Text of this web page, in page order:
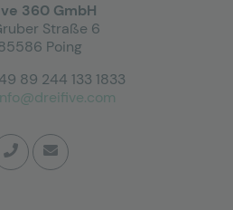
360 GmbH
Straße 6
Poing
89 244 133 1833